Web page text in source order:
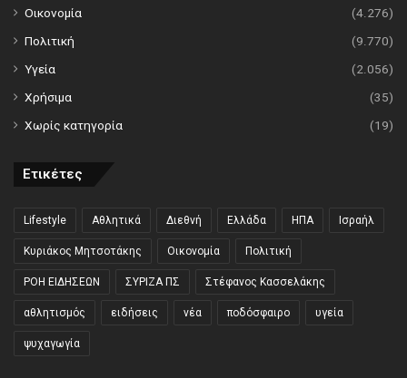
Οικονομία
(4.276)
Πολιτική
(9.770)
Υγεία
(2.056)
Χρήσιμα
(35)
Χωρίς κατηγορία
(19)
Ετικέτες
Lifestyle Αθλητικά Διεθνή Ελλάδα ΗΠΑ Ισραήλ
Κυριάκος Μητσοτάκης Οικονομία Πολιτική
ΡΟΗ ΕΙΔΗΣΕΩΝ ΣΥΡΙΖΑ ΠΣ Στέφανος Κασσελάκης
αθλητισμός ειδήσεις νέα ποδόσφαιρο υγεία
ψυχαγωγία